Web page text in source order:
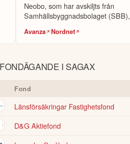
Neobo, som har avskiljts från
Samhällsbyggnadsbolaget (SBB),
Avanza Nordnet
FONDÄGANDE I SAGAX
Fond
Länsförsäkringar Fastighetsfond
D&G Aktiefond